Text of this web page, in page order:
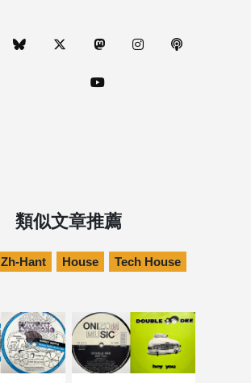
類似文章推薦
Zh-Hant House Tech House